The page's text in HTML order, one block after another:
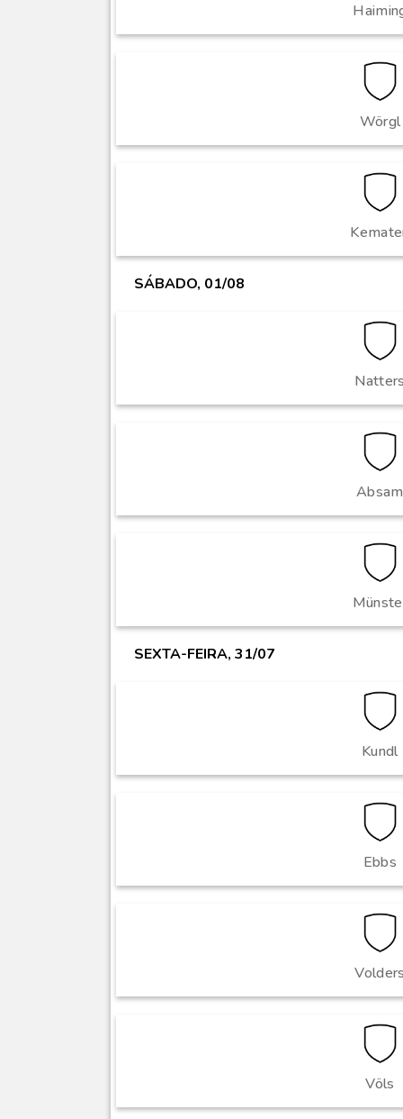
Wörgl
SÁBADO, 01/08
Natters
Absam
SEXTA-FEIRA, 31/07
Kundl
Ebbs
Volders
Völs